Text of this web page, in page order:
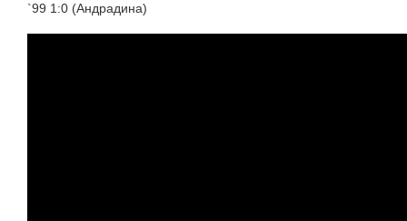
`99 1:0 (Андрадина)